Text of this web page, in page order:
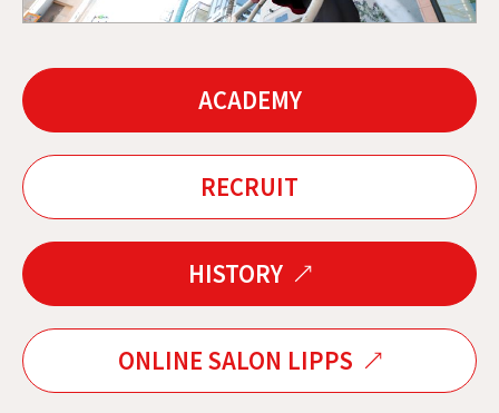
ACADEMY
RECRUIT
HISTORY
ONLINE SALON LIPPS